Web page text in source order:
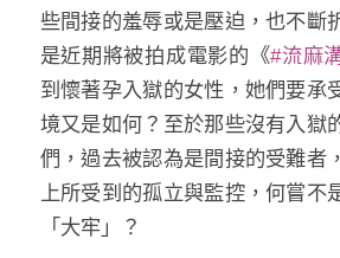
些間接的羞辱或是壓迫，也不斷
是近期將被拍成電影的《#流麻
到懷著孕入獄的女性，她們要承
境又是如何？至於那些沒有入獄
們，過去被認為是間接的受難者
上所受到的孤立與監控，何嘗不
「大牢」？​